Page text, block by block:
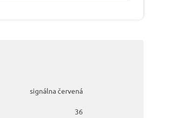
signálna červená
36